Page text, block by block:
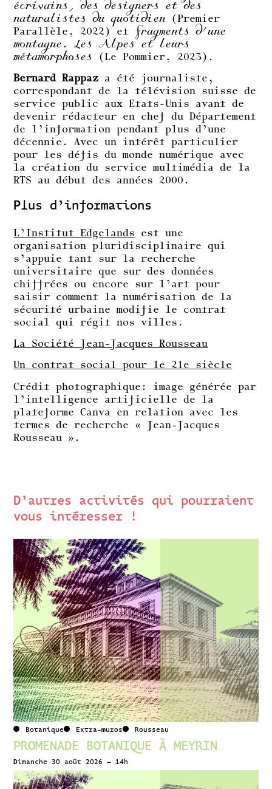
écrivains, des designers et des
naturalistes du quotidien (Premier
Parallèle, 2022) etFragments d’une
montagne. Les Alpes et leurs
métamorphoses
(Le Pommier, 2023).
Bernard Rappaz a été journaliste,
correspondant de la télévision suisse de
service public aux Etats-Unis avant de
devenir rédacteur en chef du Département
de l’information pendant plus d’une
décennie. Avec un intérêt particulier
pour les défis du monde numérique avec
la création du service multimédia de la
RTS au début des années 2000.
Plus d’informations
L’Institut Edgelands est une
organisation pluridisciplinaire qui
s’appuie tant sur la recherche
universitaire que sur des données
chiffrées ou encore sur l’art pour
saisir comment la numérisation de la
sécurité urbaine modifie le contrat
social qui régit nos villes.
La Société Jean-Jacques Rousseau
Un contrat social pour le 21e siècle
Crédit photographique: image générée par
l’intelligence artificielle de la
plateforme Canva en relation avec les
termes de recherche « Jean-Jacques
Rousseau ».
D’autres activités qui pourraient
vous intéresser !
Botanique Extra-muros Rousseau
PROMENADE BOTANIQUE À MEYRIN
Dimanche 30 août 2026 – 14h